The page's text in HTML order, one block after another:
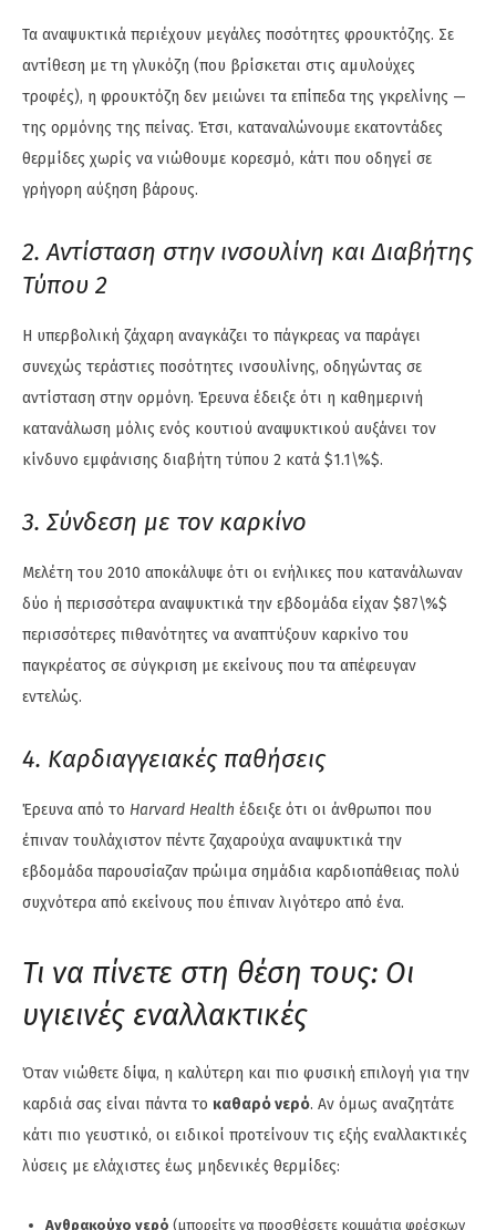
Τα αναψυκτικά περιέχουν μεγάλες ποσότητες φρουκτόζης. Σε
αντίθεση με τη γλυκόζη (που βρίσκεται στις αμυλούχες
τροφές), η φρουκτόζη δεν μειώνει τα επίπεδα της γκρελίνης —
της ορμόνης της πείνας. Έτσι, καταναλώνουμε εκατοντάδες
θερμίδες χωρίς να νιώθουμε κορεσμό, κάτι που οδηγεί σε
γρήγορη αύξηση βάρους.
2. Αντίσταση στην ινσουλίνη και Διαβήτης
Τύπου 2
Η υπερβολική ζάχαρη αναγκάζει το πάγκρεας να παράγει
συνεχώς τεράστιες ποσότητες ινσουλίνης, οδηγώντας σε
αντίσταση στην ορμόνη. Έρευνα έδειξε ότι η καθημερινή
κατανάλωση μόλις ενός κουτιού αναψυκτικού αυξάνει τον
κίνδυνο εμφάνισης διαβήτη τύπου 2 κατά $1.1\%$.
3. Σύνδεση με τον καρκίνο
Μελέτη του 2010 αποκάλυψε ότι οι ενήλικες που κατανάλωναν
δύο ή περισσότερα αναψυκτικά την εβδομάδα είχαν $87\%$
περισσότερες πιθανότητες να αναπτύξουν καρκίνο του
παγκρέατος σε σύγκριση με εκείνους που τα απέφευγαν
εντελώς.
4. Καρδιαγγειακές παθήσεις
Έρευνα από το Harvard Health έδειξε ότι οι άνθρωποι που
έπιναν τουλάχιστον πέντε ζαχαρούχα αναψυκτικά την
εβδομάδα παρουσίαζαν πρώιμα σημάδια καρδιοπάθειας πολύ
συχνότερα από εκείνους που έπιναν λιγότερο από ένα.
Τι να πίνετε στη θέση τους: Οι
υγιεινές εναλλακτικές
Όταν νιώθετε δίψα, η καλύτερη και πιο φυσική επιλογή για την
καρδιά σας είναι πάντα το καθαρό νερό. Αν όμως αναζητάτε
κάτι πιο γευστικό, οι ειδικοί προτείνουν τις εξής εναλλακτικές
λύσεις με ελάχιστες έως μηδενικές θερμίδες:
Ανθρακούχο νερό (μπορείτε να προσθέσετε κομμάτια φρέσκων